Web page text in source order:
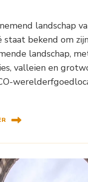
landschap
staat bekend om
landschap,
valleien en